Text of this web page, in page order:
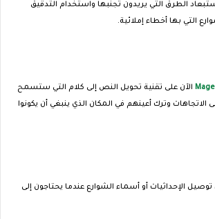
الطرق التي يريدون تجنبها واستخدام التدقيق
التي بها أخطاء إملائية.
الآن على تقنية تحويل النص إلى كلام التي ستسمح
الاتجاهات وترك أعينهم في المكان الذي ينبغي أن يكونوا
الإحداثيات أو أسماء الشوارع عندما يحتاجون إلى